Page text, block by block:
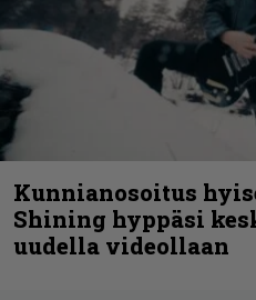
Kunnianosoitus
Shining hyppäsi
uudella videollaan